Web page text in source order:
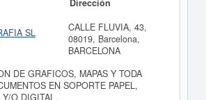
Dirección
SL
CALLE FLUVIA, 43,
08019, Barcelona,
BARCELONA
DE GRAFICOS, MAPAS Y TODA
EN SOPORTE PAPEL,
O DIGITAL.